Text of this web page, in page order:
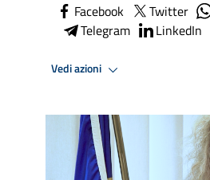
Facebook Twitter
Telegram
LinkedIn
Vedi azioni